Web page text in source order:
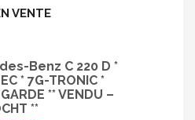
VENTE
Benz C 220 D *
* 7G-TRONIC *
** VENDU –
**